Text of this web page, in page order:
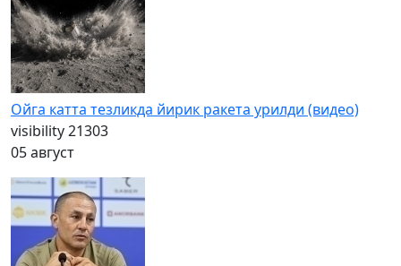
Ойга катта тезликда йирик ракета урилди (видео)
visibility21303
05 август